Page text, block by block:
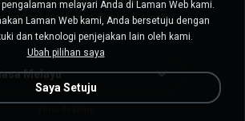
kongsi maklumat peribadi saya
Melayu
melayari Anda di Laman Web kami.
Laman Web kami, Anda bersetuju dengan
dan teknologi penjejakan lain oleh kami.
Ubah pilihan saya
Saya Setuju